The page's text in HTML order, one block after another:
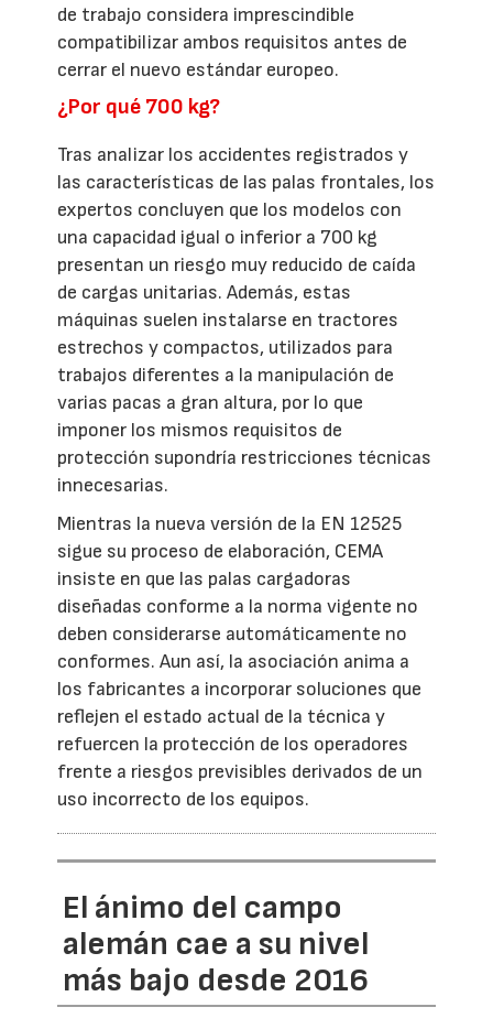
de trabajo considera imprescindible
compatibilizar ambos requisitos antes de
cerrar el nuevo estándar europeo.
¿Por qué 700 kg?
Tras analizar los accidentes registrados y
las características de las palas frontales, los
expertos concluyen que los modelos con
una capacidad igual o inferior a 700 kg
presentan un riesgo muy reducido de caída
de cargas unitarias. Además, estas
máquinas suelen instalarse en tractores
estrechos y compactos, utilizados para
trabajos diferentes a la manipulación de
varias pacas a gran altura, por lo que
imponer los mismos requisitos de
protección supondría restricciones técnicas
innecesarias.
Mientras la nueva versión de la EN 12525
sigue su proceso de elaboración, CEMA
insiste en que las palas cargadoras
diseñadas conforme a la norma vigente no
deben considerarse automáticamente no
conformes. Aun así, la asociación anima a
los fabricantes a incorporar soluciones que
reflejen el estado actual de la técnica y
refuercen la protección de los operadores
frente a riesgos previsibles derivados de un
uso incorrecto de los equipos.
El ánimo del campo
alemán cae a su nivel
más bajo desde 2016